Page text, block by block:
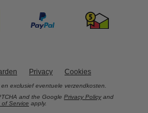
Privacy Cookies
exclusief eventuele verzendkosten.
and the Google Privacy Policy and
of Service apply.